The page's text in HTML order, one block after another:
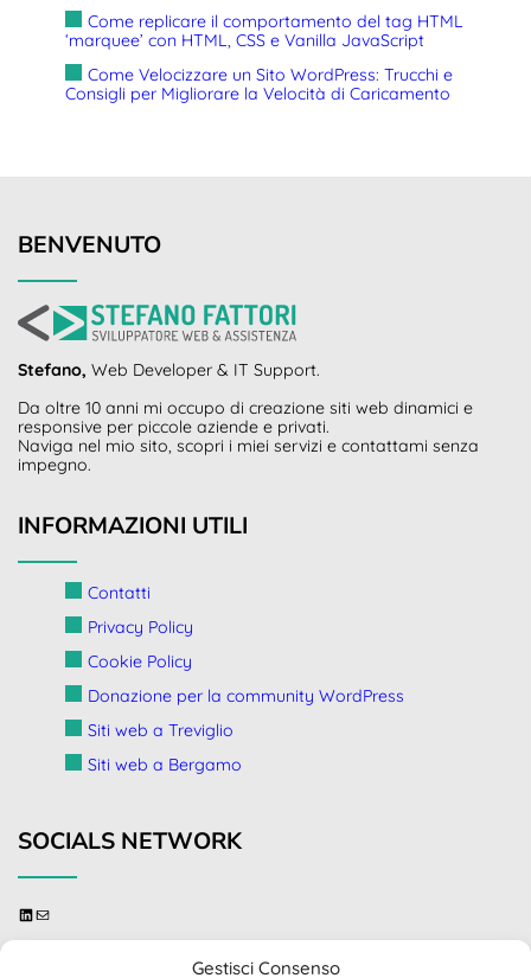
Gestisci Consenso
Come replicare il comportamento del tag HTML
‘marquee’ con HTML, CSS e Vanilla JavaScript
Come Velocizzare un Sito WordPress: Trucchi e
Consigli per Migliorare la Velocità di Caricamento
BENVENUTO
Stefano, Web Developer & IT Support.
Da oltre 10 anni mi occupo di creazione siti web dinamici e
responsive per piccole aziende e privati.
Naviga nel mio sito, scopri i miei servizi e contattami senza
impegno.
INFORMAZIONI UTILI
Contatti
Privacy Policy
Cookie Policy
Donazione per la community WordPress
Siti web a Treviglio
Siti web a Bergamo
SOCIALS NETWORK
linkedin
send me an email